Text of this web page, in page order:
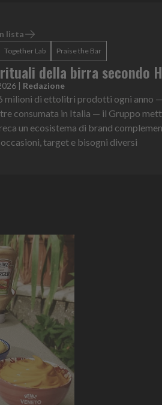
lista
Together Lab Praise the Bar
della birra secondo
| Redazione
milioni di ettolitri prodotti ogni anno
consumata in Italia — il Gruppo
un ecosistema di brand
target e bisogni diversi